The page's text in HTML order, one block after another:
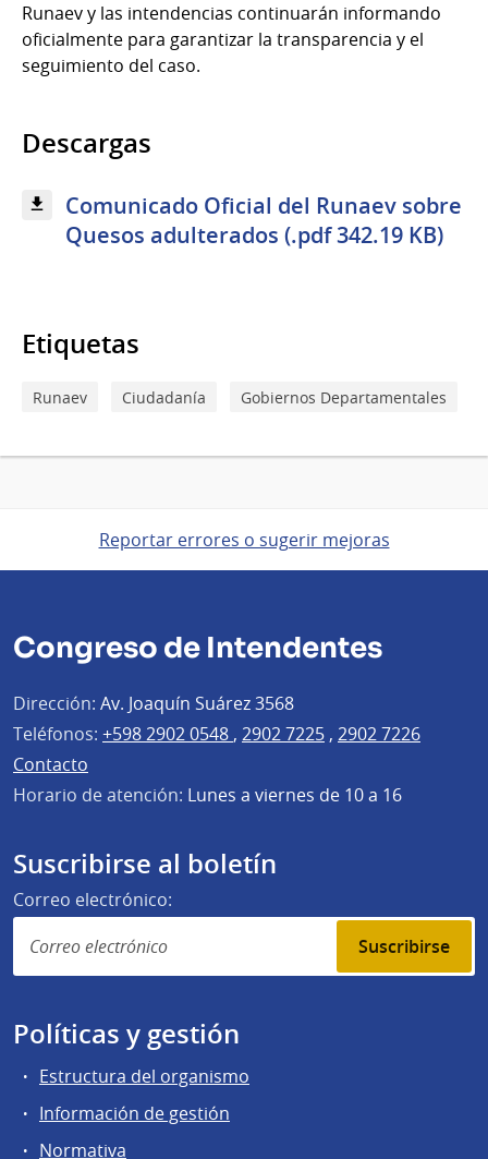
Runaev y las intendencias continuarán informando
oficialmente para garantizar la transparencia y el
seguimiento del caso.
Descargas
Comunicado Oficial del Runaev sobre
Quesos adulterados (.pdf 342.19 KB)
Etiquetas
Runaev Ciudadanía Gobiernos Departamentales
Reportar errores o sugerir mejoras
Congreso de Intendentes
Dirección: Av. Joaquín Suárez 3568
Teléfonos: +598 2902 0548 , 2902 7225 , 2902 7226
Contacto
Horario de atención: Lunes a viernes de 10 a 16
Suscribirse al boletín
Correo electrónico:
Suscribirse
Políticas y gestión
Estructura del organismo
Información de gestión
Normativa